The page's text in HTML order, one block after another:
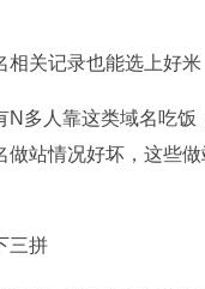
关记录也能选上好米
人靠这类域名吃饭
做站情况好坏，这些
拼